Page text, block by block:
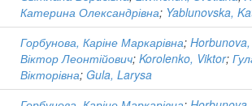
Катерина Олександрівна; Yablunovska,
Горбунова, Каріне Маркарівна;
Віктор Леонтійович; Korolenko, Viktor;
Вікторівна; Gula, Larysa